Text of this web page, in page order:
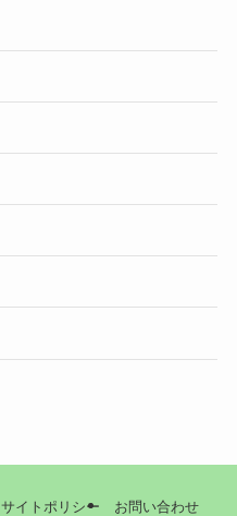
サイトポリシー お問い合わせ